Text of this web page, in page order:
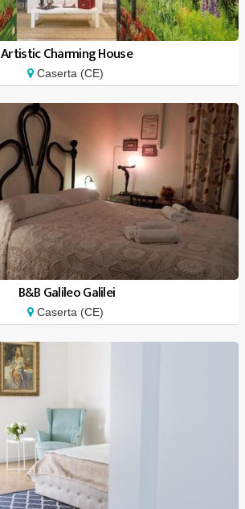
Artistic Charming House
Caserta (CE)
B&B Galileo Galilei
Caserta (CE)